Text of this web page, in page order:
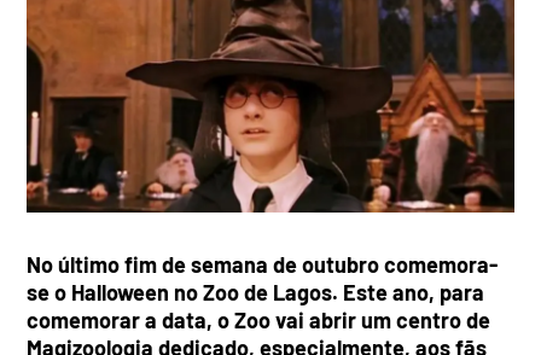
No último fim de semana de outubro comemora-
se o Halloween no Zoo de Lagos. Este ano, para
comemorar a data, o Zoo vai abrir um centro de
Magizoologia dedicado, especialmente, aos fãs